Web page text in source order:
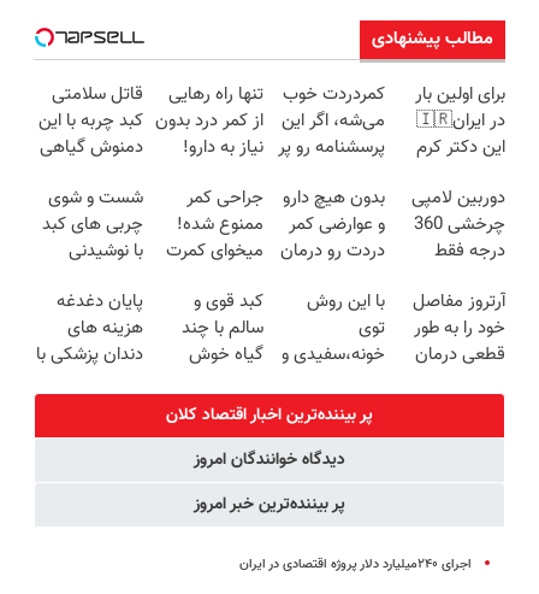
مطالب پیشنهادی
برای اولین بار
در ایران🇮🇷
این دکتر کرم
روزه ساخت!
کمردردت خوب
می‌شه، اگر این
پرسشنامه رو پر
تنها راه رهایی
از کمر درد بدون
نیاز به دارو!
قاتل سلامتی
کبد چربه با این
دمنوش گیاهی
دوربین لامپی
چرخشی 360
درجه فقط
🔥 پرداخت
درب منزل
بدون هیچ دارو
و عوارضی کمر
دردت رو درمان
(پرسش‌نامه)
جراحی کمر
ممنوع شده!
میخوای کمرت
درمان کنی؟
((پرسش‌نامه))
شست و شوی
چربی های کبد
با نوشیدنی
آرتروز مفاصل
خود را به طور
قطعی درمان
با این روش
توی
خونه،سفیدی و
برگردون
(40%off)
کبد قوی و
سالم با چند
گیاه خوش
پایان دغدغه
هزینه های
دندان پزشکی با
پر بیننده‌ترین اخبار اقتصاد كلان
دیدگاه خوانندگان امروز
پر بیننده‌ترین خبر امروز
اجرای ۲۴۰میلیارد دلار پروژه اقتصادی در ایران